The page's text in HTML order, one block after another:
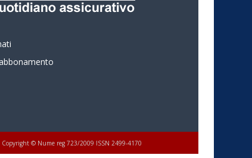
© Nume reg 723/2009 ISSN 2499-4170